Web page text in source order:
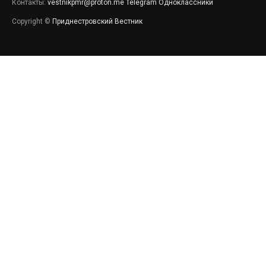
Контакты: vestnikpmr@proton.me Telegram Одноклассники
Copyright © Приднестровский Вестник